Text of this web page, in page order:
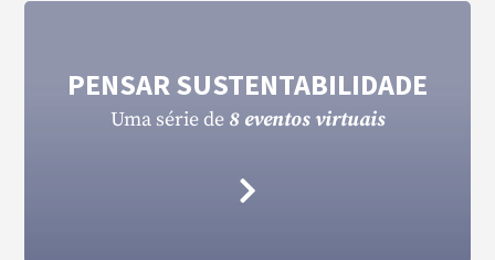
PENSAR SUSTENTABILIDADE
Uma série de 8 eventos virtuais